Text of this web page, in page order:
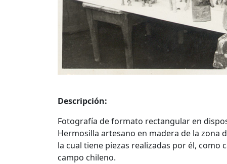
Descripción:
Fotografía de formato rectangular en
Hermosilla artesano en madera de la zona
la cual tiene piezas realizadas por él,
campo chileno.